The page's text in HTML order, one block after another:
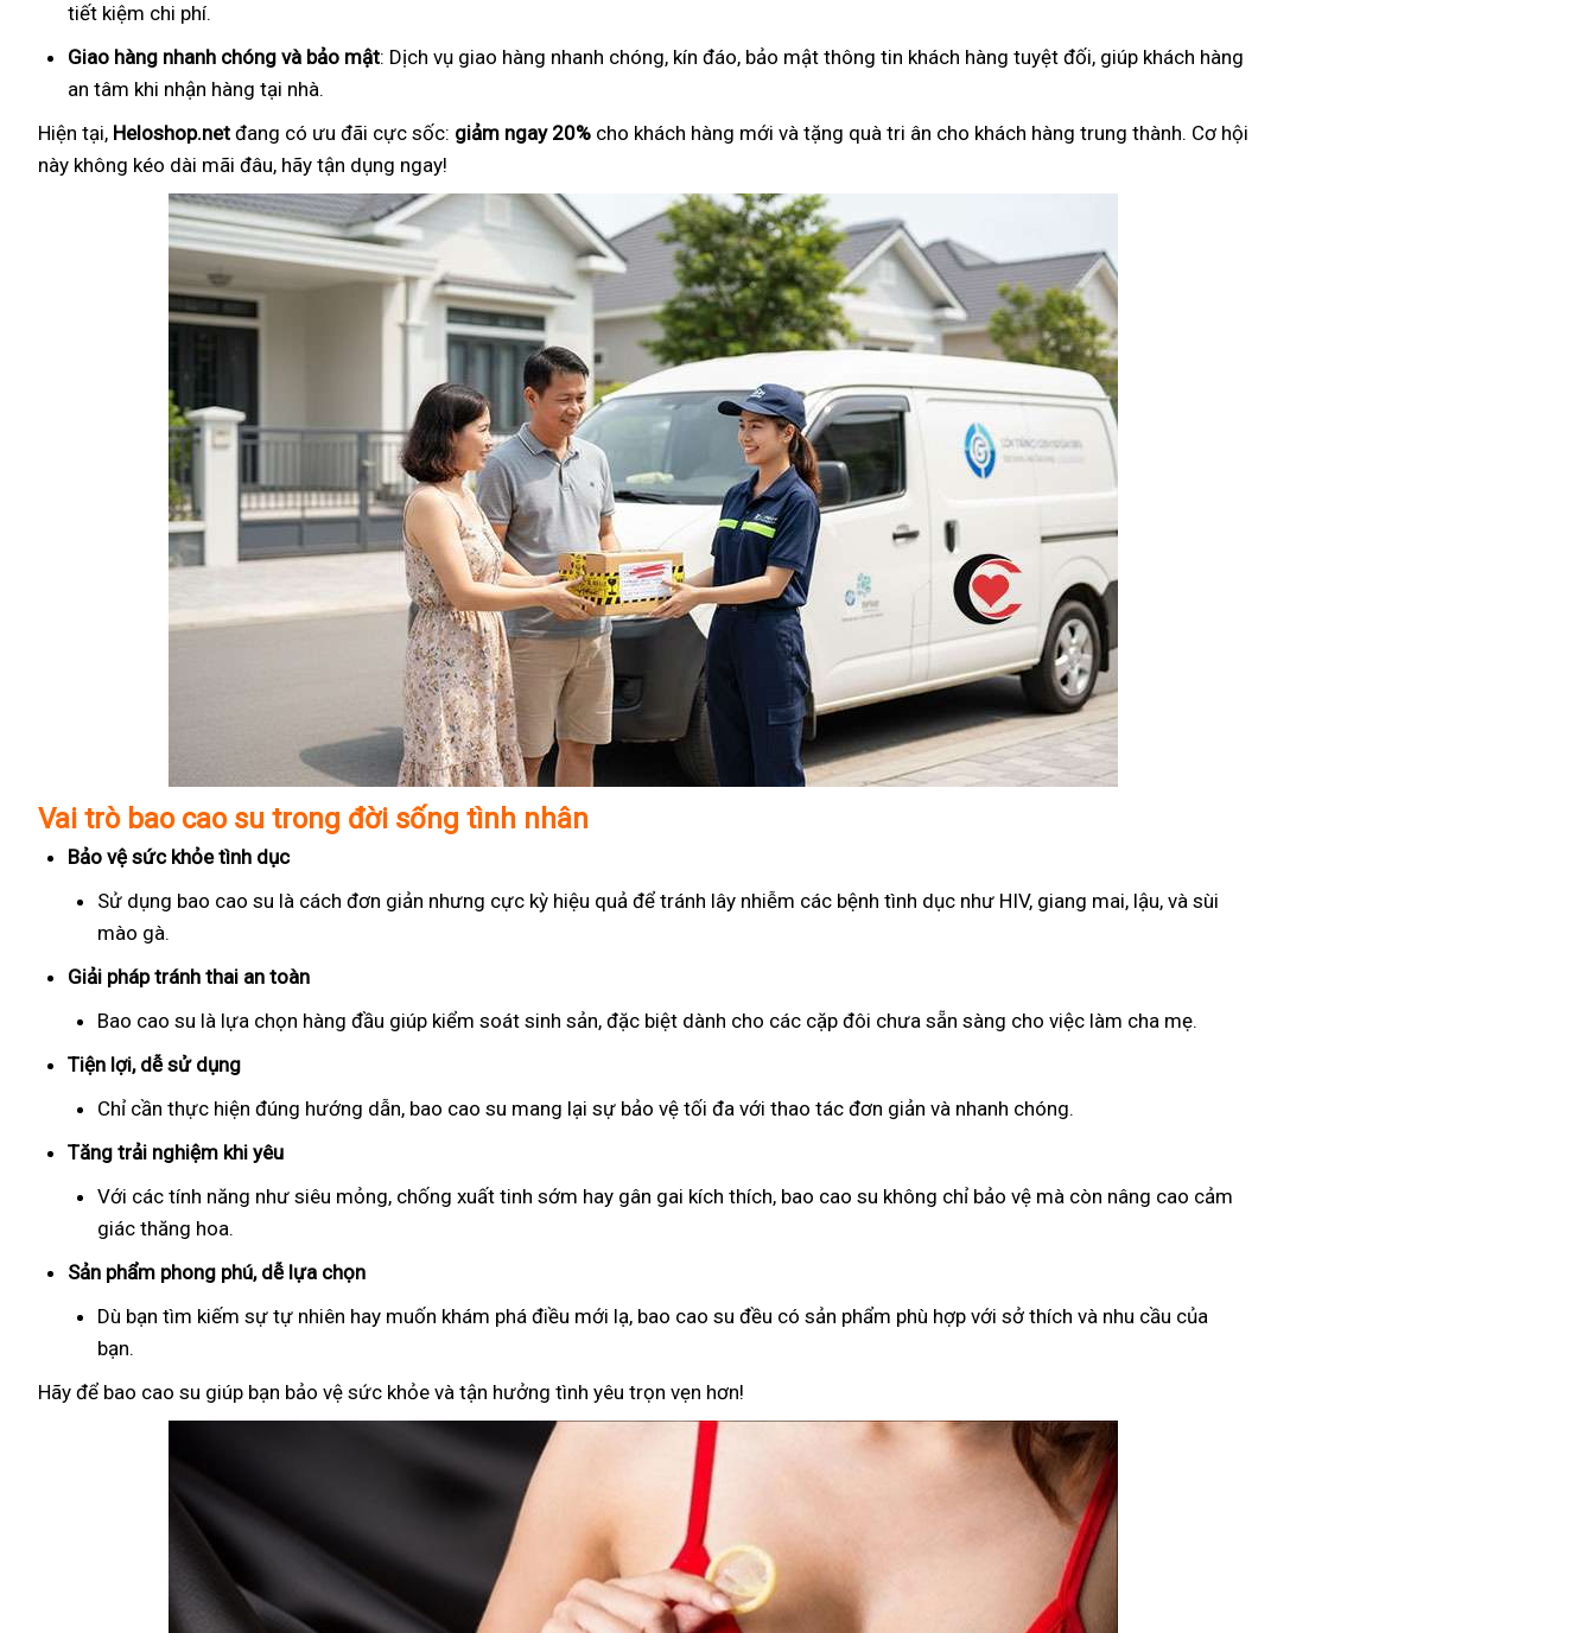
tiết kiệm chi phí.
Giao hàng nhanh chóng và bảo mật: Dịch vụ giao hàng nhanh chóng, kín đáo, bảo mật thông tin khách hàng tuyệt đối, giúp khách hàng
an tâm khi nhận hàng tại nhà.
Hiện tại, Heloshop.net đang có ưu đãi cực sốc: giảm ngay 20% cho khách hàng mới và tặng quà tri ân cho khách hàng trung thành. Cơ hội
này không kéo dài mãi đâu, hãy tận dụng ngay!
Vai trò bao cao su trong đời sống tình nhân
Bảo vệ sức khỏe tình dục
Sử dụng bao cao su là cách đơn giản nhưng cực kỳ hiệu quả để tránh lây nhiễm các bệnh tình dục như HIV, giang mai, lậu, và sùi
mào gà.
Giải pháp tránh thai an toàn
Bao cao su là lựa chọn hàng đầu giúp kiểm soát sinh sản, đặc biệt dành cho các cặp đôi chưa sẵn sàng cho việc làm cha mẹ.
Tiện lợi, dễ sử dụng
Chỉ cần thực hiện đúng hướng dẫn, bao cao su mang lại sự bảo vệ tối đa với thao tác đơn giản và nhanh chóng.
Tăng trải nghiệm khi yêu
Với các tính năng như siêu mỏng, chống xuất tinh sớm hay gân gai kích thích, bao cao su không chỉ bảo vệ mà còn nâng cao cảm
giác thăng hoa.
Sản phẩm phong phú, dễ lựa chọn
Dù bạn tìm kiếm sự tự nhiên hay muốn khám phá điều mới lạ, bao cao su đều có sản phẩm phù hợp với sở thích và nhu cầu của
bạn.
Hãy để bao cao su giúp bạn bảo vệ sức khỏe và tận hưởng tình yêu trọn vẹn hơn!